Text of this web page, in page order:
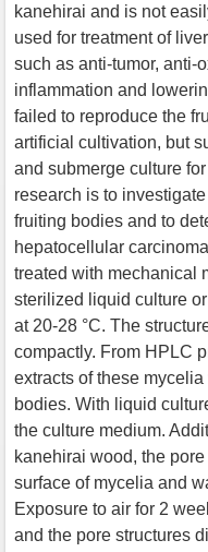
kanehirai and is not
used for treatment of
such as anti-tumor, anti-
inflammation and
failed to reproduce the
artificial cultivation, but
and submerge culture
research is to
fruiting bodies and to
hepatocellular
treated with mechanical
sterilized liquid culture
at 20-28 °C. The
compactly. From HPLC
extracts of these
bodies. With liquid
the culture medium.
kanehirai wood, the
surface of mycelia and
Exposure to air for 2
and the pore structures